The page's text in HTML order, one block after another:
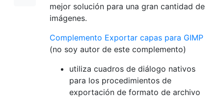
mejor solución para una gran cantidad de
imágenes.
Complemento Exportar capas para GIMP
(no soy autor de este complemento)
utiliza cuadros de diálogo nativos
para los procedimientos de
exportación de formato de archivo